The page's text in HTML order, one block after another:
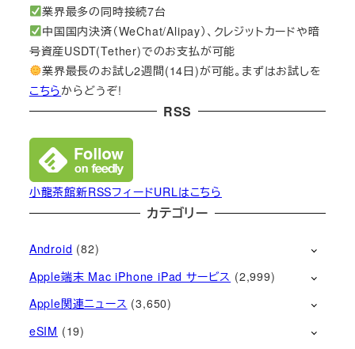
業界最多の同時接続7台
中国国内決済（WeChat/Alipay）、クレジットカードや暗
号資産USDT(Tether)でのお支払が可能
業界最長のお試し2週間(14日)が可能。まずはお試しを
こちらからどうぞ!
RSS
小龍茶館新RSSフィードURLはこちら
カテゴリー
Android (82)
Apple端末 Mac iPhone iPad サービス (2,999)
Apple関連ニュース (3,650)
eSIM (19)